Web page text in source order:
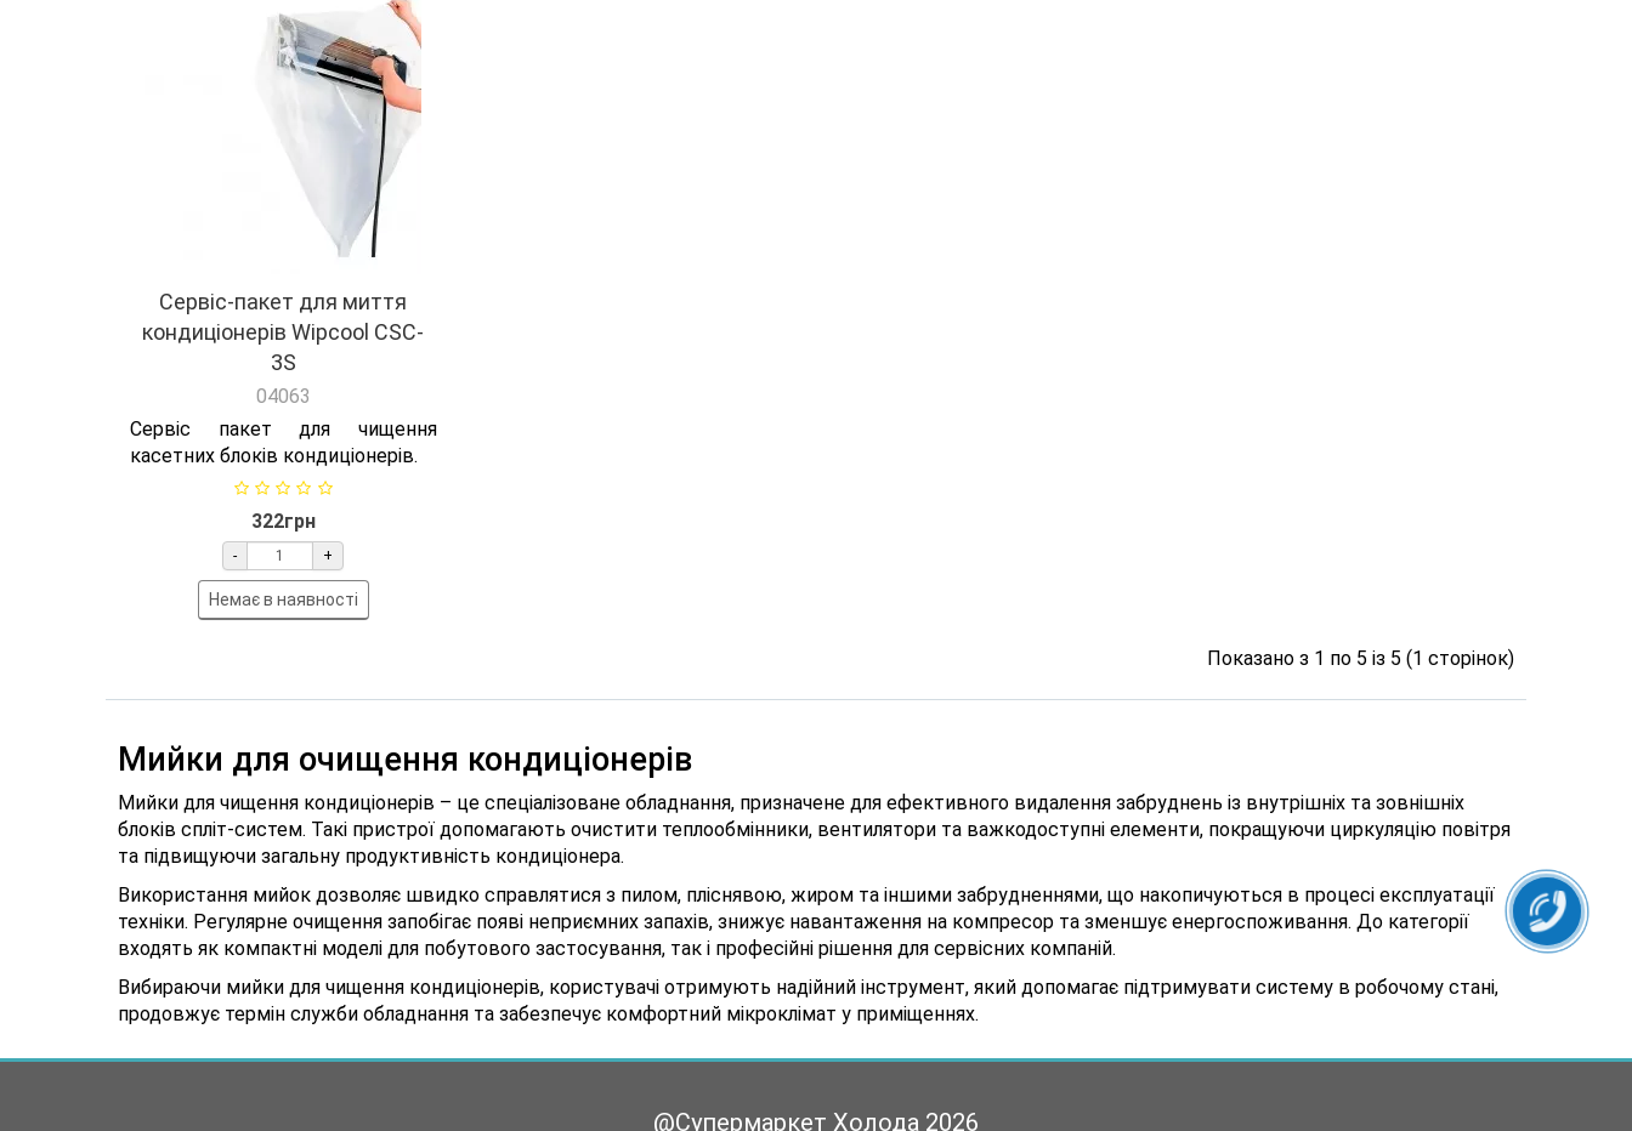
Сервіс-пакет для миття
кондиціонерів Wipcool CSC-
3S
04063
Сервіс пакет для чищення
касетних блоків кондиціонерів.
322грн
- +
Немає в наявності
Показано з 1 по 5 із 5 (1 сторінок)
Мийки для очищення кондиціонерів
Мийки для чищення кондиціонерів – це спеціалізоване обладнання, призначене для ефективного видалення забруднень із внутрішніх та зовнішніх
блоків спліт-систем. Такі пристрої допомагають очистити теплообмінники, вентилятори та важкодоступні елементи, покращуючи циркуляцію повітря
та підвищуючи загальну продуктивність кондиціонера.
Використання мийок дозволяє швидко справлятися з пилом, пліснявою, жиром та іншими забрудненнями, що накопичуються в процесі експлуатації
техніки. Регулярне очищення запобігає появі неприємних запахів, знижує навантаження на компресор та зменшує енергоспоживання. До категорії
входять як компактні моделі для побутового застосування, так і професійні рішення для сервісних компаній.
Вибираючи мийки для чищення кондиціонерів, користувачі отримують надійний інструмент, який допомагає підтримувати систему в робочому стані,
продовжує термін служби обладнання та забезпечує комфортний мікроклімат у приміщеннях.
@Супермаркет Холода 2026